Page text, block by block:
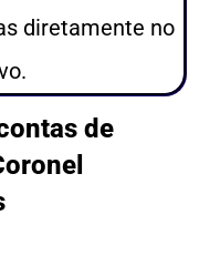
diretamente no
de